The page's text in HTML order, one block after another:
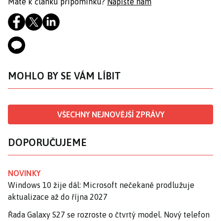
MOHLO BY SE VÁM LÍBIT
VŠECHNY NEJNOVĚJŠÍ ZPRÁVY
DOPORUČUJEME
NOVINKY
Windows 10 žije dál: Microsoft nečekaně prodlužuje
aktualizace až do října 2027
Řada Galaxy S27 se rozroste o čtvrtý model. Nový telefon